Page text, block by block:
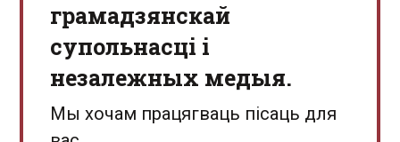
грамадзянскай
супольнасці і
незалежных медыя.
Мы хочам працягваць пісаць для